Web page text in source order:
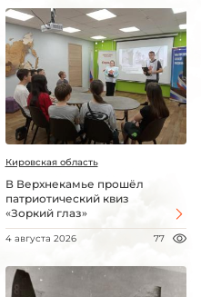
Кировская область
В Верхнекамье прошёл
патриотический квиз
«Зоркий глаз»
4 августа 2026 77